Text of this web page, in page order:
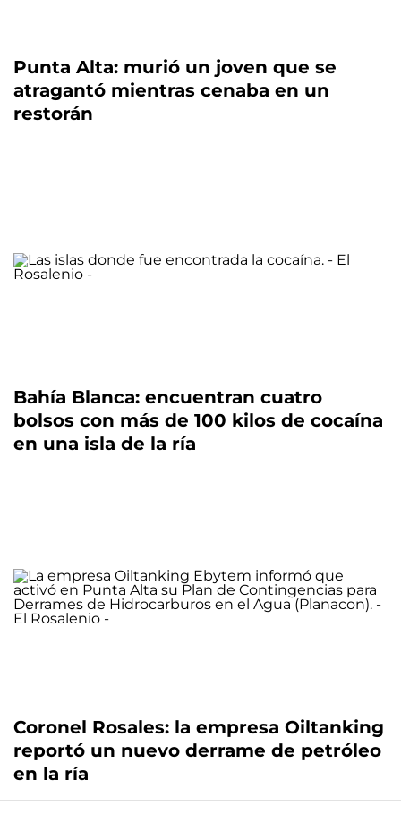
Punta Alta: murió un joven que se
atragantó mientras cenaba en un
restorán
Bahía Blanca: encuentran cuatro
bolsos con más de 100 kilos de cocaína
en una isla de la ría
Coronel Rosales: la empresa Oiltanking
reportó un nuevo derrame de petróleo
en la ría